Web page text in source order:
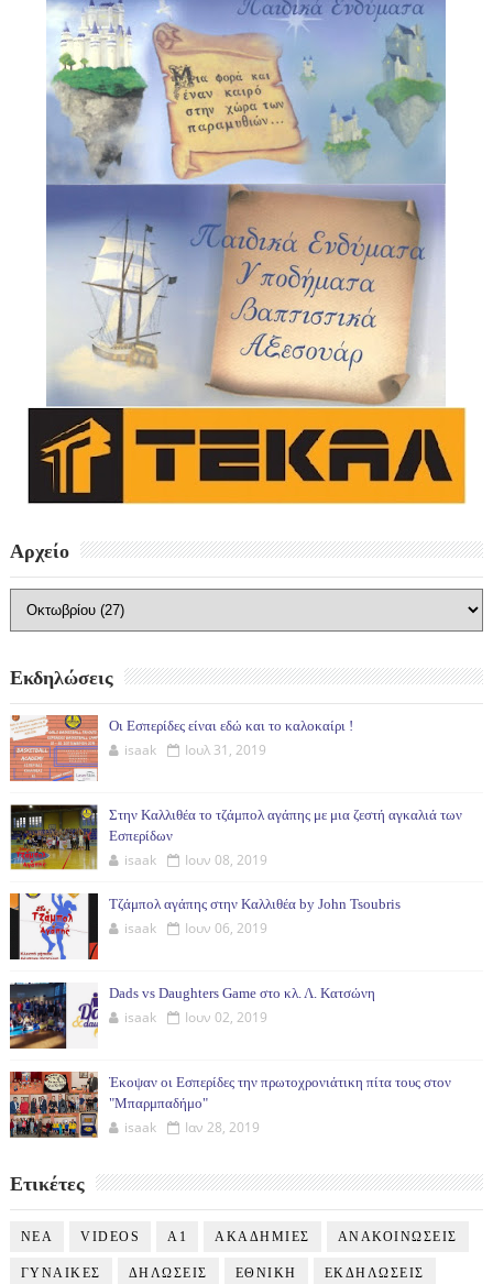
Αρχείο
Εκδηλώσεις
Οι Εσπερίδες είναι εδώ και το καλοκαίρι !
isaak Ιουλ 31, 2019
Στην Καλλιθέα το τζάμπολ αγάπης με μια ζεστή αγκαλιά των
Εσπερίδων
isaak Ιουν 08, 2019
Τζάμπολ αγάπης στην Καλλιθέα by John Tsoubris
isaak Ιουν 06, 2019
Dads vs Daughters Game στο κλ. Λ. Κατσώνη
isaak Ιουν 02, 2019
Έκοψαν οι Εσπερίδες την πρωτοχρονιάτικη πίτα τους στον
"Μπαρμπαδήμο"
isaak Ιαν 28, 2019
Ετικέτες
NEA VIDEOS Α1 ΑΚΑΔΗΜΙΕΣ ΑΝΑΚΟΙΝΩΣΕΙΣ
ΓΥΝΑΙΚΕΣ ΔΗΛΩΣΕΙΣ ΕΘΝΙΚΗ ΕΚΔΗΛΩΣΕΙΣ